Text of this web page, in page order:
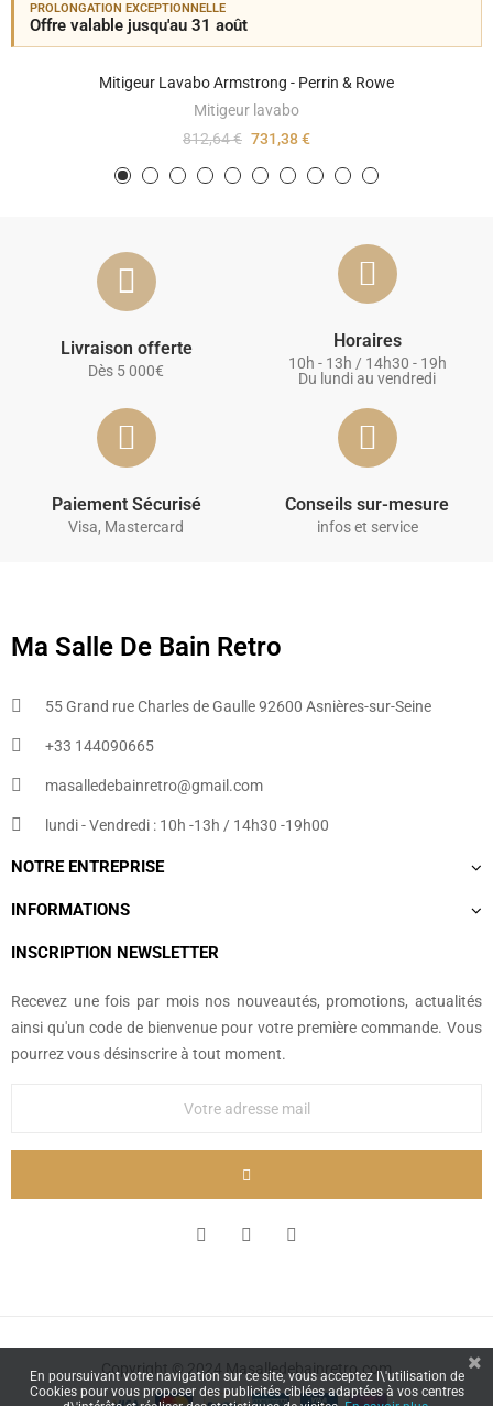
PROLONGATION EXCEPTIONNELLE
Offre valable jusqu'au 31 août
Mitigeur Lavabo Armstrong - Perrin & Rowe
Mitigeur lavabo
812,64 € 731,38 €
Livraison offerte
Dès 5 000€
Horaires
10h - 13h / 14h30 - 19h
Du lundi au vendredi
Paiement Sécurisé
Visa, Mastercard
Conseils sur-mesure
infos et service
Ma Salle De Bain Retro
55 Grand rue Charles de Gaulle 92600 Asnières-sur-Seine
+33 144090665​
masalledebainretro@gmail.com
lundi - Vendredi : 10h -13h / 14h30 -19h00
NOTRE ENTREPRISE
INFORMATIONS
INSCRIPTION NEWSLETTER
Recevez une fois par mois nos nouveautés, promotions, actualités
ainsi qu'un code de bienvenue pour votre première commande. Vous
pourrez vous désinscrire à tout moment.
Copyright © 2024 Masalledebainretro.com
En poursuivant votre navigation sur ce site, vous acceptez l\'utilisation de
Cookies pour vous proposer des publicités ciblées adaptées à vos centres